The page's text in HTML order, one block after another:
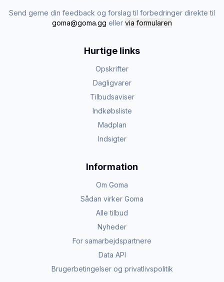
Send gerne din feedback og forslag til forbedringer direkte til
goma@goma.gg eller via formularen
Hurtige links
Opskrifter
Dagligvarer
Tilbudsaviser
Indkøbsliste
Madplan
Indsigter
Information
Om Goma
Sådan virker Goma
Alle tilbud
Nyheder
For samarbejdspartnere
Data API
Brugerbetingelser og privatlivspolitik